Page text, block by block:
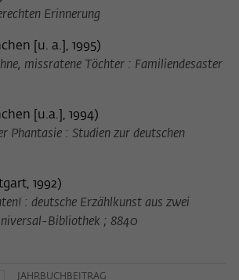
Erinnerung
[u. a.], 1995)
missratene Töchter : Familiendesaster
[u.a.], 1994)
Phantasie : Studien zur deutschen
1992)
: deutsche Erzählkunst aus zwei
Bibliothek ; 8840
JAHRBUCHBEITRAG
die Besucher:in durch eine Verlinkung
kurzlebige Cookie wird dazu
vorübergehend Daten über
aktuellen Aufenthalt des Besuchs auf